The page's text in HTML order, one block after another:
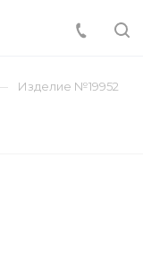
Изделие №19952